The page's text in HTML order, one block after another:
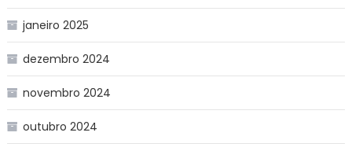
janeiro 2025
dezembro 2024
novembro 2024
outubro 2024